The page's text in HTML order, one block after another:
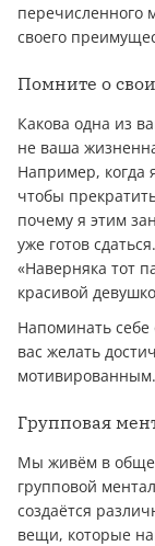
перечисленного
своего
Помните о
Какова одна из
не ваша
Например, когда
чтобы
почему я этим
уже готов
«Наверняка тот
красивой
Напоминать себе
вас желать
мотивированным.
Групповая
Мы живём в
групповой
создаётся
вещи, которые